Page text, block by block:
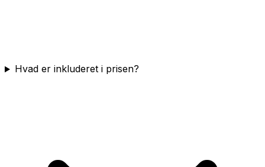
Hvad er inkluderet i prisen?